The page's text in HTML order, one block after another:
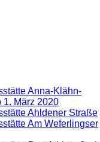
Anna-Klähn-
1. März 2020
Ahldener Straße
Am Weferlingser